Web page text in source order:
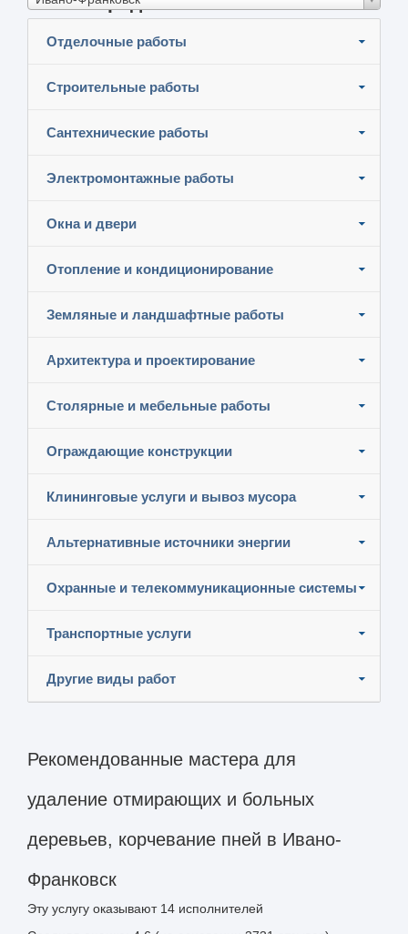
Отделочные работы
Строительные работы
Сантехнические работы
Электромонтажные работы
Окна и двери
Отопление и кондиционирование
Земляные и ландшафтные работы
Архитектура и проектирование
Столярные и мебельные работы
Ограждающие конструкции
Клининговые услуги и вывоз мусора
Альтернативные источники энергии
Охранные и телекоммуникационные системы
Транспортные услуги
Другие виды работ
Рекомендованные мастера для
удаление отмирающих и больных
деревьев, корчевание пней в Ивано-
Франковск
Эту услугу оказывают 14 исполнителей